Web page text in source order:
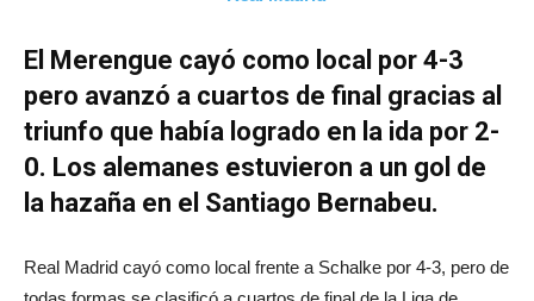
El Merengue cayó como local por 4-3
pero avanzó a cuartos de final gracias al
triunfo que había logrado en la ida por 2-
0. Los alemanes estuvieron a un gol de
la hazaña en el Santiago Bernabeu.
Real Madrid cayó como local frente a Schalke por 4-3, pero de